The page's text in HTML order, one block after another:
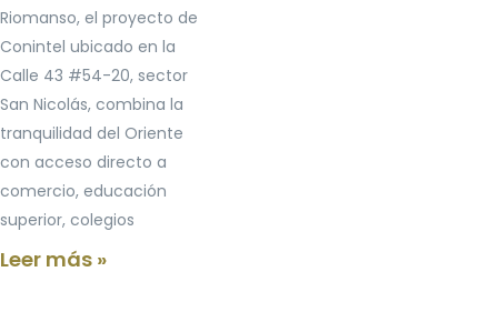
Riomanso, el proyecto de
Conintel ubicado en la
Calle 43 #54-20, sector
San Nicolás, combina la
tranquilidad del Oriente
con acceso directo a
comercio, educación
superior, colegios
Leer más »